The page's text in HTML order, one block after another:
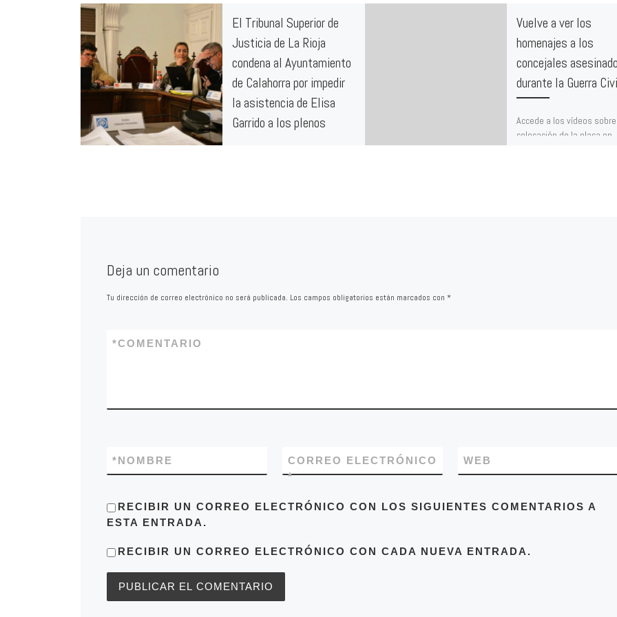
El Tribunal Superior de
Justicia de La Rioja
condena al Ayuntamiento
de Calahorra por impedir
la asistencia de Elisa
Garrido a los plenos
Vuelve a ver los
homenajes a los
concejales
durante la Guerra
Accede a los vídeos
colocación de la placa en
Deja un comentario
Tu dirección de correo electrónico no será publicada. Los campos obligatorios están marcados con *
COMENTARIO
*
NOMBRE
*
CORREO ELECTRÓNICO
*
WEB
RECIBIR UN CORREO ELECTRÓNICO CON LOS SIGUIENTES COMENTARIOS A
ESTA ENTRADA.
RECIBIR UN CORREO ELECTRÓNICO CON CADA NUEVA ENTRADA.